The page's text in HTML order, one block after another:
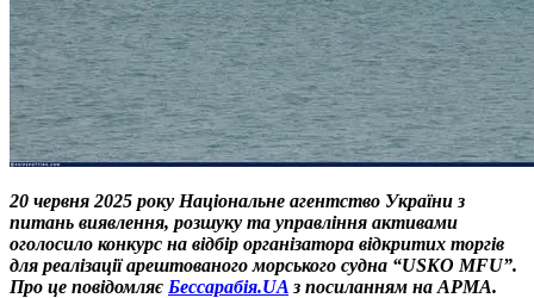
20 червня 2025 року Національне агентство України з
питань виявлення, розшуку та управління активами
оголосило конкурс на відбір організатора відкритих торгів
для реалізації арештованого морського судна “USKO MFU”.
Про це повідомляє Бессарабія.UA з посиланням на АРМА.